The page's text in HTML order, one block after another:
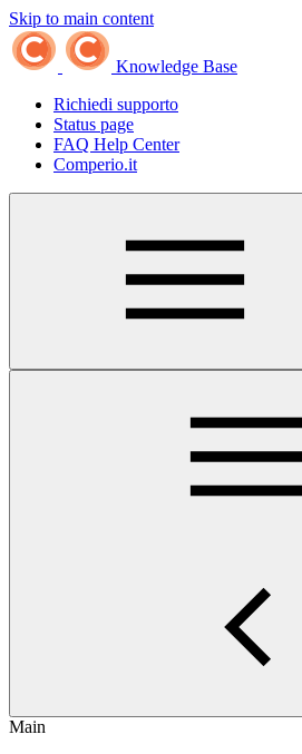
Skip to main content
Knowledge Base
Richiedi supporto
Status page
FAQ Help Center
Comperio.it
Main